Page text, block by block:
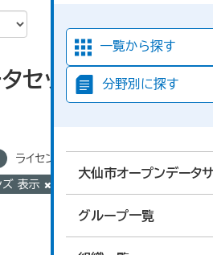
一覧から探す
分野別に探す
大仙市オープンデータ
グループ一覧
セットが見つか
ライセンス:
ズ 表示